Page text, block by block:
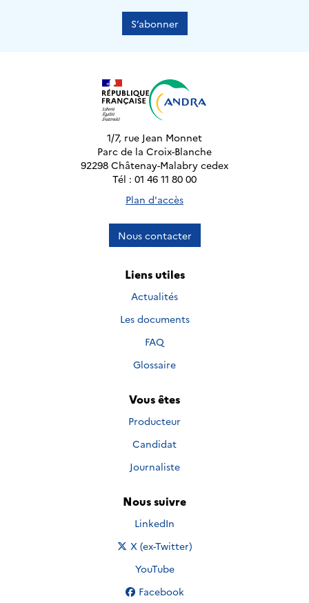
S’abonner
1/7, rue Jean Monnet
Parc de la Croix-Blanche
92298 Châtenay-Malabry cedex
Tél : 01 46 11 80 00
Plan d'accès
Nous contacter
Liens utiles
Actualités
Les documents
FAQ
Glossaire
Vous êtes
Producteur
Candidat
Journaliste
Nous suivre
Nous suivre sur
LinkedIn
Nous suivre sur
X (ex-Twitter)
Nous suivre sur
YouTube
Nous suivre sur
Facebook